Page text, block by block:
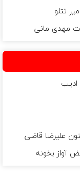
تتلو
مهدی مانی
ادیب
علیرضا قاضی
آواز بخونه